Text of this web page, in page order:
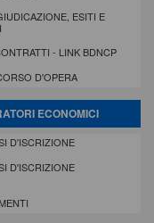
ESITI E
- LINK BDNCP
D'OPERA
ECONOMICI
D'ISCRIZIONE
D'ISCRIZIONE